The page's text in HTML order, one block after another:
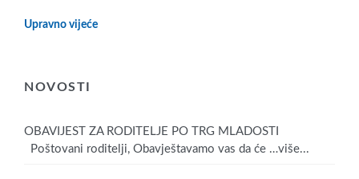
Upravno vijeće
NOVOSTI
OBAVIJEST ZA RODITELJE PO TRG MLADOSTI
Poštovani roditelji, Obavještavamo vas da će …više...